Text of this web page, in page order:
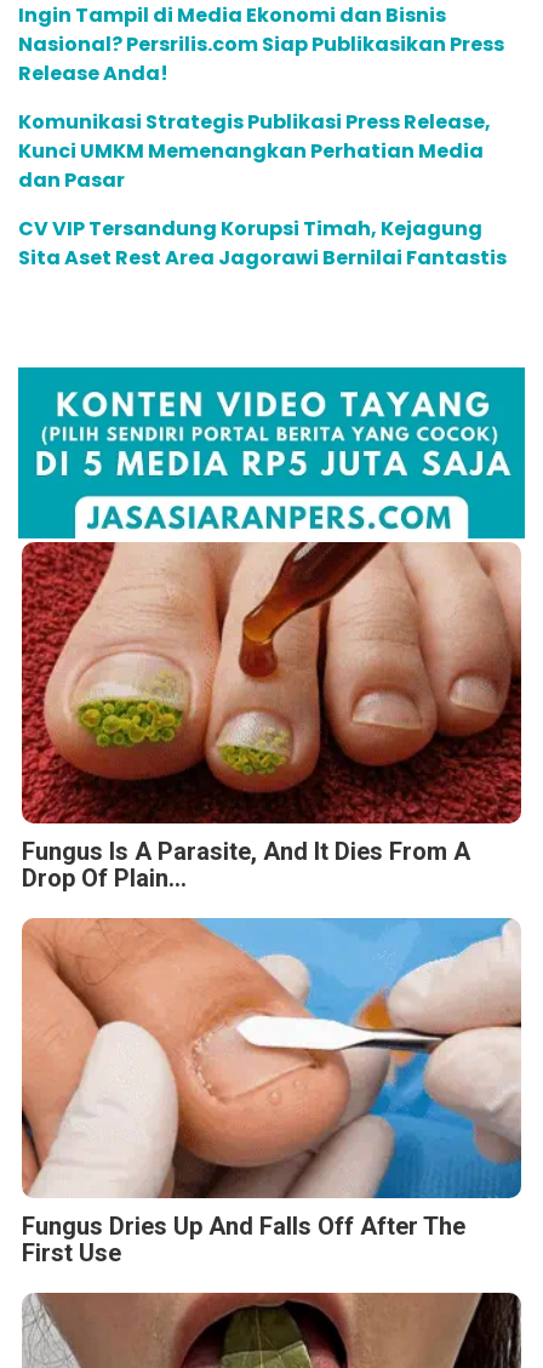
Ingin Tampil di Media Ekonomi dan Bisnis
Nasional? Persrilis.com Siap Publikasikan Press
Release Anda!
Komunikasi Strategis Publikasi Press Release,
Kunci UMKM Memenangkan Perhatian Media
dan Pasar
CV VIP Tersandung Korupsi Timah, Kejagung
Sita Aset Rest Area Jagorawi Bernilai Fantastis
Fungus Is A Parasite, And It Dies From A
Drop Of Plain...
Fungus Dries Up And Falls Off After The
First Use